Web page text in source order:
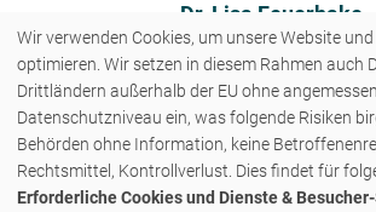
Dr. Lisa Feuerhake
COPYRIGHT © 2026 - ZENK RECHTSANWÄLTE
RECHTE VORBEHALTEN.
Wir verwenden Cookies, um unsere Website
optimieren. Wir setzen in diesem Rahmen auch
Drittländern außerhalb der EU ohne
Datenschutzniveau ein, was folgende Risiken
Behörden ohne Information, keine
Rechtsmittel, Kontrollverlust. Dies findet für
Erforderliche Cookies und Dienste &